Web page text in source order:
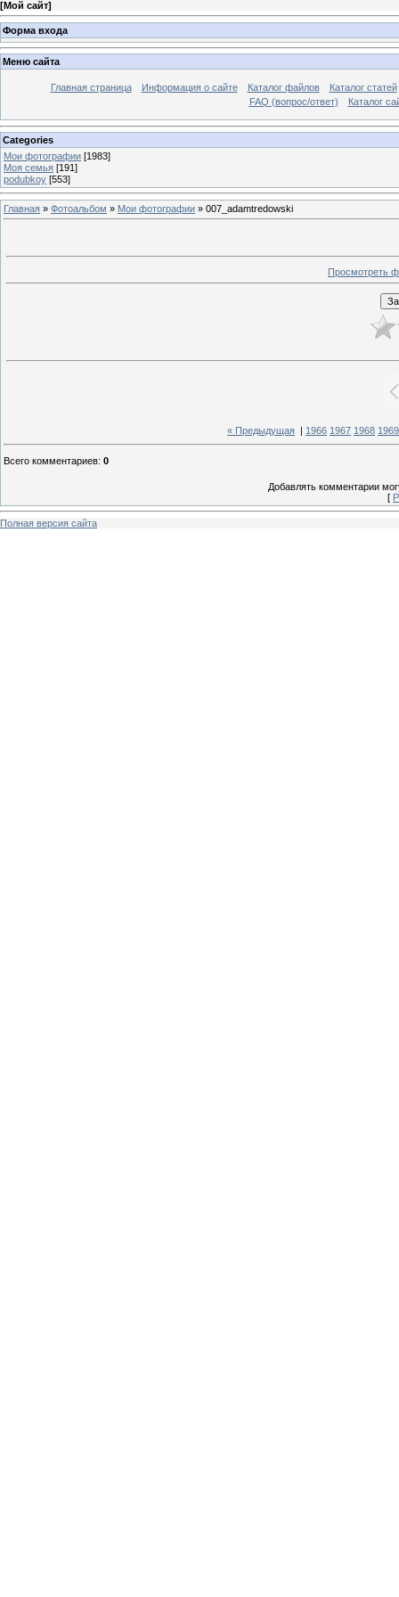
[Мой сайт]
Форма входа
Меню сайта
Главная страница Информация о сайте Каталог файлов
Каталог статей
FAQ (вопрос/ответ)
Каталог
Categories
Мои фотографии [1983]
Моя семья [191]
podubkoy [553]
Главная » Фотоальбом » Мои фотографии » 007_adamtredowski
Просмотреть
« Предыдущая 1966 1967 1968 1969
Всего комментариев: 0
Добавлять комментарии
[
Полная версия сайта